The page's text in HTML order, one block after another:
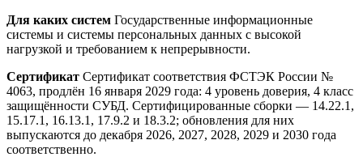
Для каких систем Государственные информационные
системы и системы персональных данных с высокой
нагрузкой и требованием к непрерывности.
Сертификат Сертификат соответствия ФСТЭК России №
4063, продлён 16 января 2029 года: 4 уровень доверия, 4 класс
защищённости СУБД. Сертифицированные сборки — 14.22.1,
15.17.1, 16.13.1, 17.9.2 и 18.3.2; обновления для них
выпускаются до декабря 2026, 2027, 2028, 2029 и 2030 года
соответственно.